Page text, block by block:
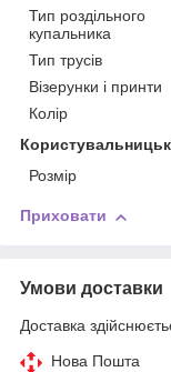
Тип роздільного
купальника
Тип трусів
Візерунки і принти
Колір
Розмір
Приховати
Умови доставки
Доставка
Нова Пошта